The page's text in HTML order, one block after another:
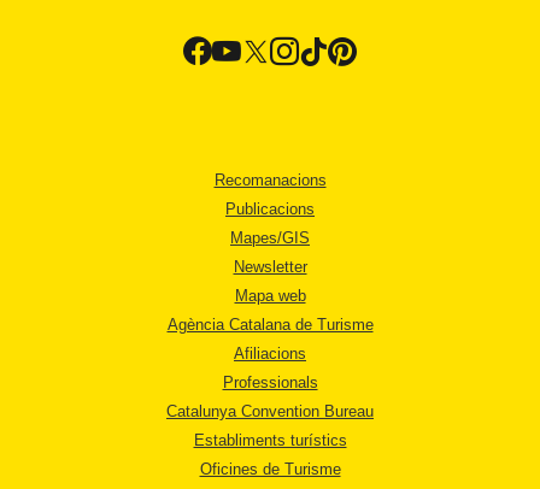
Recomanacions
Publicacions
Mapes/GIS
Newsletter
Mapa web
Agència Catalana de Turisme
Afiliacions
Professionals
Catalunya Convention Bureau
Establiments turístics
Oficines de Turisme